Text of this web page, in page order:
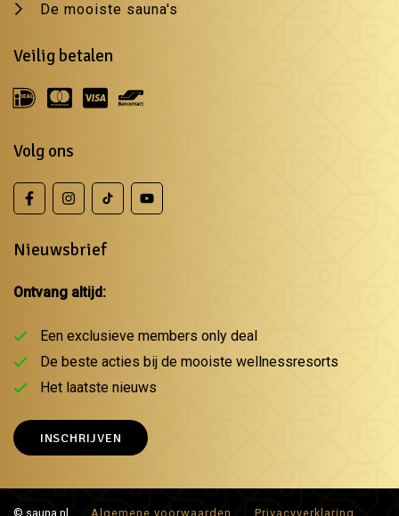
De mooiste sauna's
Veilig betalen
Volg ons
Nieuwsbrief
Ontvang altijd:
Een exclusieve members only deal
De beste acties bij de mooiste wellnessresorts
Het laatste nieuws
INSCHRIJVEN
© sauna.nl Algemene voorwaarden Privacyverklaring